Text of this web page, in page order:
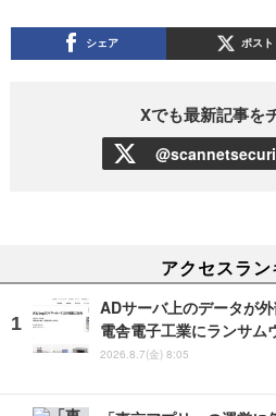
シェア ポスト
Xでも最新記事を
アクセスラン
ADサーバ上のデータが
電舎電子工業にランサム
2026.8.7(金) 8:05